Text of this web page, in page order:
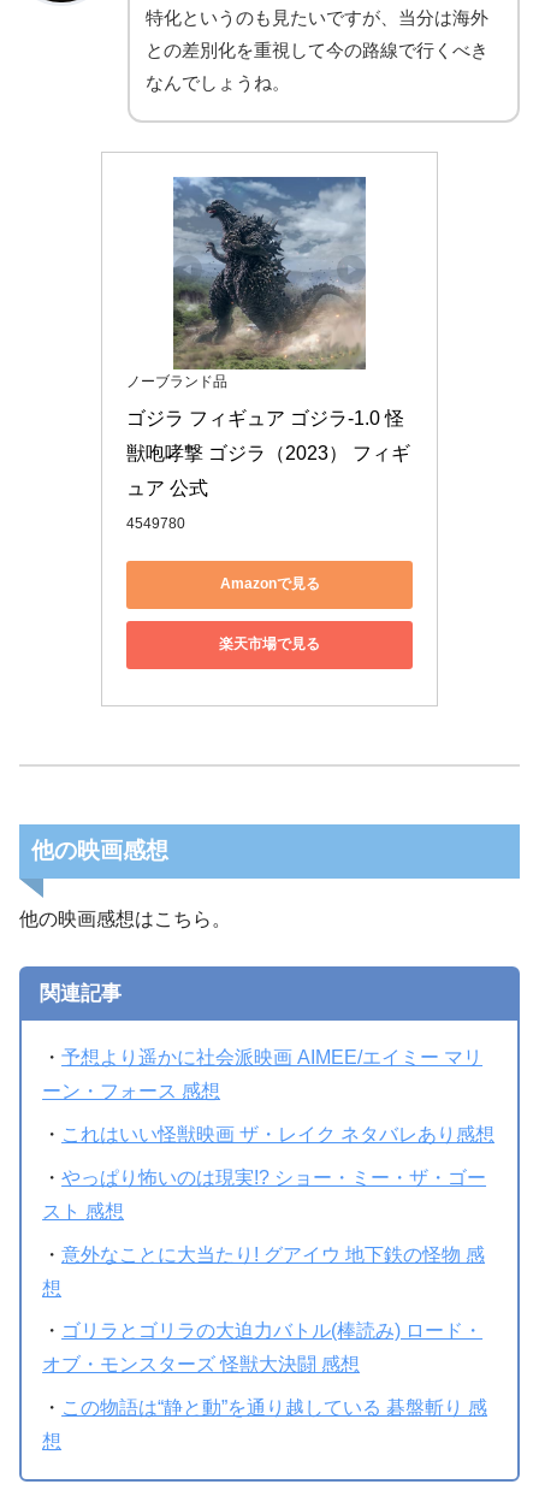
特化というのも見たいですが、当分は海外
との差別化を重視して今の路線で行くべき
なんでしょうね。
ノーブランド品
ゴジラ フィギュア ゴジラ-1.0 怪
獣咆哮撃 ゴジラ（2023） フィギ
ュア 公式
4549780
Amazonで見る
楽天市場で見る
他の映画感想
他の映画感想はこちら。
関連記事
・予想より遥かに社会派映画 AIMEE/エイミー マリ
ーン・フォース 感想
・ これはいい怪獣映画 ザ・レイク ネタバレあり感想
・やっぱり怖いのは現実!? ショー・ミー・ザ・ゴー
スト 感想
・意外なことに大当たり! グアイウ 地下鉄の怪物 感
想
・ ゴリラとゴリラの大迫力バトル(棒読み) ロード・
オブ・モンスターズ 怪獣大決闘 感想
・ この物語は“静と動”を通り越している 碁盤斬り 感
想